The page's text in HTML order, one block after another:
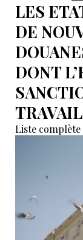
LES
DE
DONT
Liste complète